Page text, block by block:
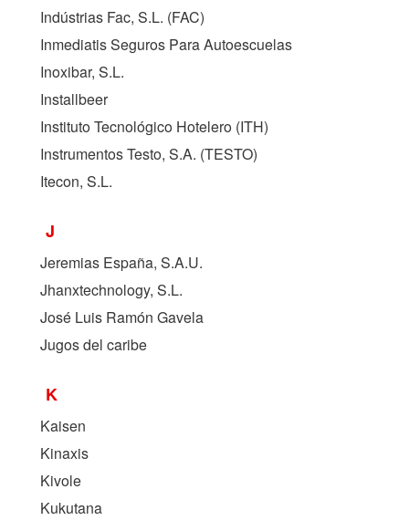
Indústrias Fac, S.L. (FAC)
Inmediatis Seguros Para Autoescuelas
Inoxibar, S.L.
Installbeer
Instituto Tecnológico Hotelero (ITH)
Instrumentos Testo, S.A. (TESTO)
Itecon, S.L.
J
Jeremias España, S.A.U.
Jhanxtechnology, S.L.
José Luis Ramón Gavela
Jugos del caribe
K
Kaisen
Kinaxis
Kivole
Kukutana